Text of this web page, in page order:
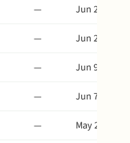
—
Jun 28
—
Jun 23
—
Jun 9
—
Jun 7
—
May 28